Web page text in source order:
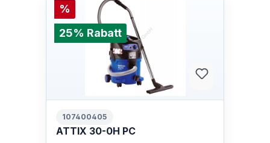
%
25% Rabatt
107400405
ATTIX 30-0H PC